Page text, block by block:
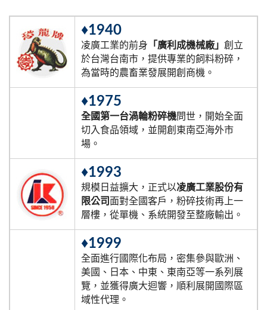
♦1940
凌廣工業的前身 「廣利成機械廠」 創立
於台灣台南市，提供專業的飼料粉碎，
為當時的農畜業發展開創商機。
♦1975
全國第一台渦輪粉碎機問世，開始全面
切入食品領域，並開創東南亞海外市
場。
♦1993
規模日益擴大，正式以凌廣工業股份有
限公司 面對全國客戶，粉碎技術再上一
層樓，從單機、系統開發至整廠輸出。
♦1999
全面進行國際化布局，密集參與歐洲、
美國、日本、中東、東南亞等一系列展
覽，並獲得廣大迴響，順利展開國際區
域性代理。